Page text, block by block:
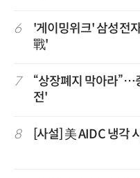
6
'게이밍위크' 삼성전
戰'
7
“상장폐지 막아라”…
전'
8 [사설] 美 AIDC 냉각